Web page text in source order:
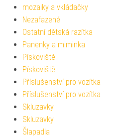
mozaiky a vkládačky
Nezařazené
Ostatní dětská razítka
Panenky a miminka
Pískoviště
Pískoviště
Příslušenství pro vozítka
Příslušenství pro vozítka
Skluzavky
Skluzavky
Šlapadla